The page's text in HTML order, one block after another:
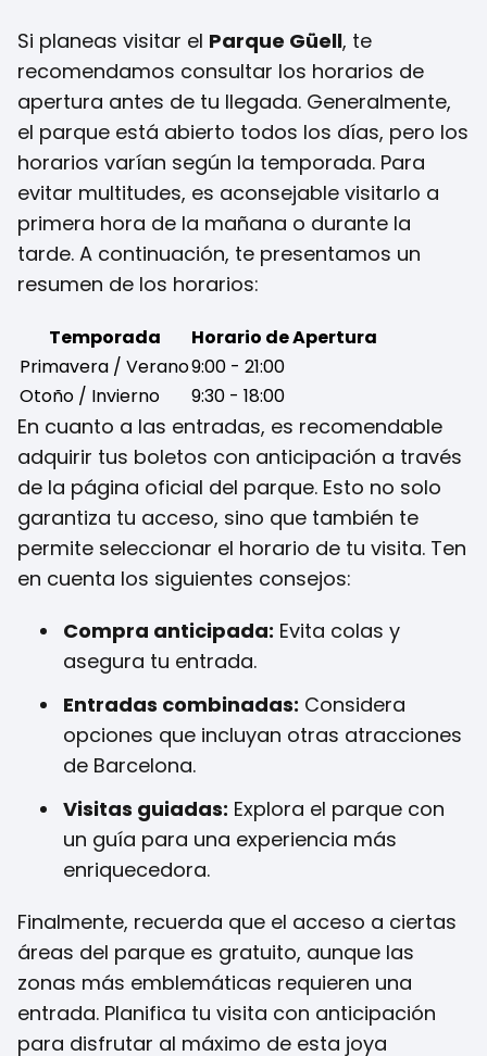
Si planeas visitar el Parque Güell, te
recomendamos consultar los horarios de
apertura antes de tu llegada. Generalmente,
el parque está abierto todos los días, pero los
horarios varían según la temporada. Para
evitar multitudes, es aconsejable visitarlo a
primera hora de la mañana o durante la
tarde. A continuación, te presentamos un
resumen de los horarios:
Temporada
Horario de Apertura
Primavera / Verano9:00 - 21:00
Otoño / Invierno
9:30 - 18:00
En cuanto a las entradas, es recomendable
adquirir tus boletos con anticipación a través
de la página oficial del parque. Esto no solo
garantiza tu acceso, sino que también te
permite seleccionar el horario de tu visita. Ten
en cuenta los siguientes consejos:
Compra anticipada: Evita colas y
asegura tu entrada.
Entradas combinadas: Considera
opciones que incluyan otras atracciones
de Barcelona.
Visitas guiadas: Explora el parque con
un guía para una experiencia más
enriquecedora.
Finalmente, recuerda que el acceso a ciertas
áreas del parque es gratuito, aunque las
zonas más emblemáticas requieren una
entrada. Planifica tu visita con anticipación
para disfrutar al máximo de esta joya